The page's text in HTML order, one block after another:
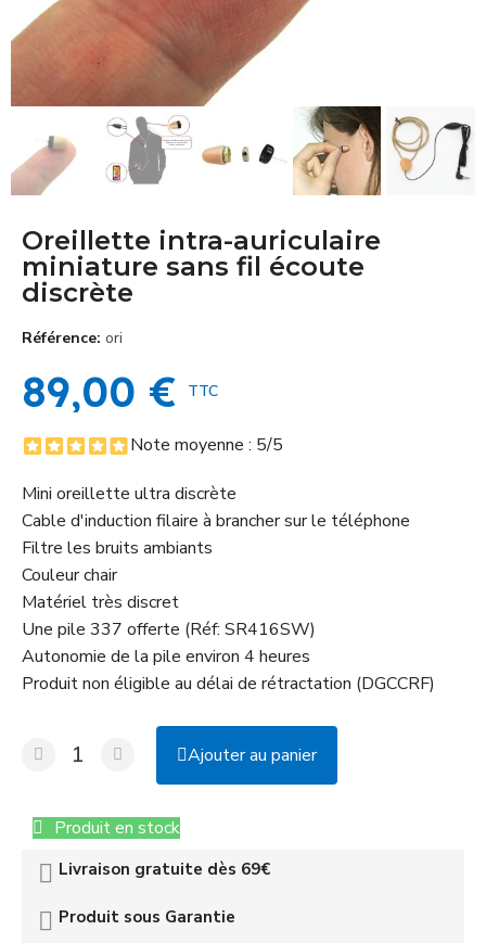
Oreillette intra-auriculaire
miniature sans fil écoute
discrète
Référence ori
89,00 € TTC
Note moyenne : 5/5
Mini oreillette ultra discrète
Cable d'induction filaire à brancher sur le téléphone
Filtre les bruits ambiants
Couleur chair
Matériel très discret
Une pile 337 offerte (Réf: SR416SW)
Autonomie de la pile environ 4 heures
Produit non éligible au délai de rétractation (DGCCRF)
Ajouter au panier
Produit en stock
Livraison gratuite dès 69€
Produit sous Garantie